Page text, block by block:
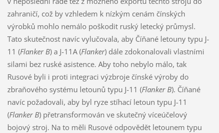
zahraničí, což by vzhledem k nízkým cenám čínských
výrobků mohlo nemálo poškodit ruský letecký průmysl.
Tato skutečnost navíc vylučovala, aby Číňané letouny typu J-
11 (Flanker B) a J-11A (Flanker) dále zdokonalovali vlastními
silami bez ruské asistence. Aby toho nebylo málo, tak
Rusové byli i proti integraci výzbroje čínské výroby do
zbraňového systému letounů typu J-11 (Flanker B). Číňané
navíc požadovali, aby byl ryze stíhací letoun typu J-11
(Flanker B) přetransformován ve skutečný víceúčelový
bojový stroj. Na to měli Rusové odpovědět letounem typu